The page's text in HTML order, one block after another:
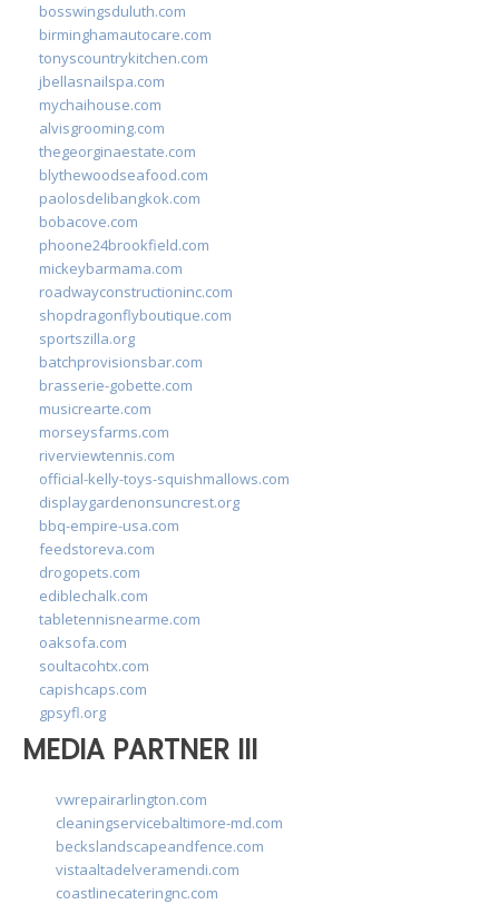
bosswingsduluth.com
birminghamautocare.com
tonyscountrykitchen.com
jbellasnailspa.com
mychaihouse.com
alvisgrooming.com
thegeorginaestate.com
blythewoodseafood.com
paolosdelibangkok.com
bobacove.com
phoone24brookfield.com
mickeybarmama.com
roadwayconstructioninc.com
shopdragonflyboutique.com
sportszilla.org
batchprovisionsbar.com
brasserie-gobette.com
musicrearte.com
morseysfarms.com
riverviewtennis.com
official-kelly-toys-squishmallows.com
displaygardenonsuncrest.org
bbq-empire-usa.com
feedstoreva.com
drogopets.com
ediblechalk.com
tabletennisnearme.com
oaksofa.com
soultacohtx.com
capishcaps.com
gpsyfl.org
MEDIA PARTNER III
vwrepairarlington.com
cleaningservicebaltimore-md.com
beckslandscapeandfence.com
vistaaltadelveramendi.com
coastlinecateringnc.com